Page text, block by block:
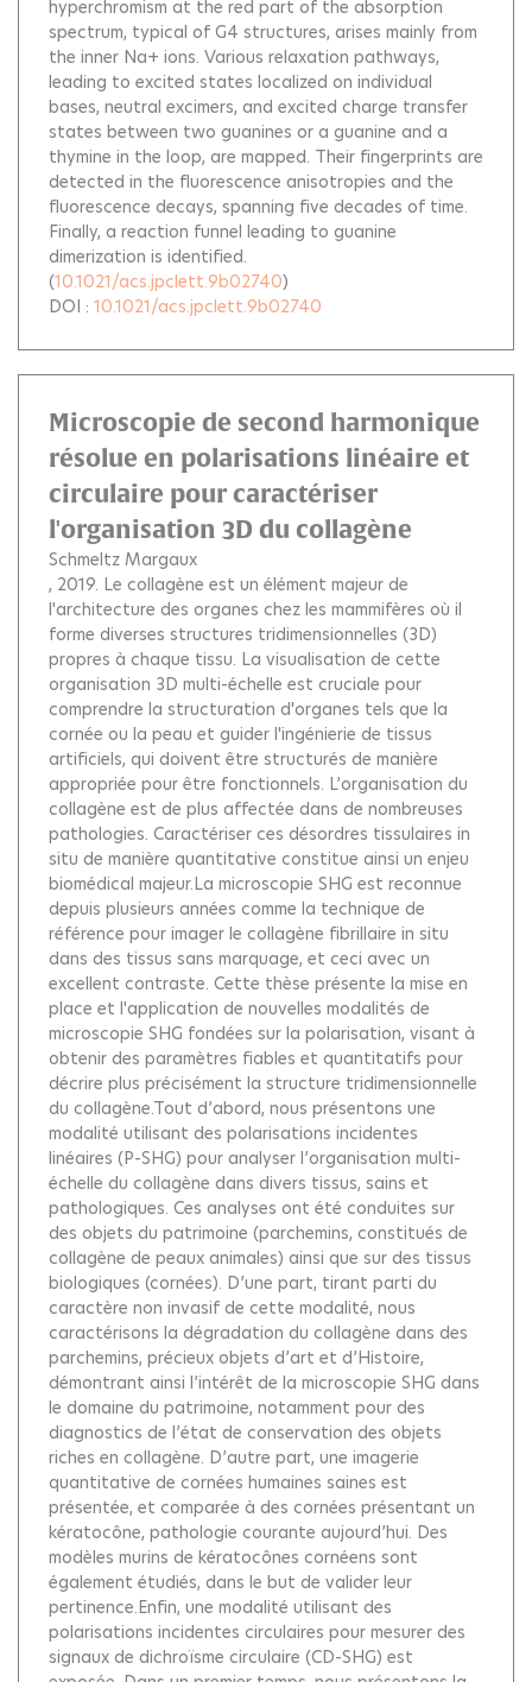
hyperchromism at the red part of the absorption
spectrum, typical of G4 structures, arises mainly from
the inner Na+ ions. Various relaxation pathways,
leading to excited states localized on individual
bases, neutral excimers, and excited charge transfer
states between two guanines or a guanine and a
thymine in the loop, are mapped. Their fingerprints are
detected in the fluorescence anisotropies and the
fluorescence decays, spanning five decades of time.
Finally, a reaction funnel leading to guanine
dimerization is identified.
(10.1021/acs.jpclett.9b02740)
DOI : 10.1021/acs.jpclett.9b02740
Microscopie de second harmonique
résolue en polarisations linéaire et
circulaire pour caractériser
l'organisation 3D du collagène
Schmeltz Margaux
, 2019. Le collagène est un élément majeur de
l'architecture des organes chez les mammifères où il
forme diverses structures tridimensionnelles (3D)
propres à chaque tissu. La visualisation de cette
organisation 3D multi-échelle est cruciale pour
comprendre la structuration d'organes tels que la
cornée ou la peau et guider l'ingénierie de tissus
artificiels, qui doivent être structurés de manière
appropriée pour être fonctionnels. L’organisation du
collagène est de plus affectée dans de nombreuses
pathologies. Caractériser ces désordres tissulaires in
situ de manière quantitative constitue ainsi un enjeu
biomédical majeur.La microscopie SHG est reconnue
depuis plusieurs années comme la technique de
référence pour imager le collagène fibrillaire in situ
dans des tissus sans marquage, et ceci avec un
excellent contraste. Cette thèse présente la mise en
place et l'application de nouvelles modalités de
microscopie SHG fondées sur la polarisation, visant à
obtenir des paramètres fiables et quantitatifs pour
décrire plus précisément la structure tridimensionnelle
du collagène.Tout d’abord, nous présentons une
modalité utilisant des polarisations incidentes
linéaires (P-SHG) pour analyser l’organisation multi-
échelle du collagène dans divers tissus, sains et
pathologiques. Ces analyses ont été conduites sur
des objets du patrimoine (parchemins, constitués de
collagène de peaux animales) ainsi que sur des tissus
biologiques (cornées). D’une part, tirant parti du
caractère non invasif de cette modalité, nous
caractérisons la dégradation du collagène dans des
parchemins, précieux objets d’art et d’Histoire,
démontrant ainsi l’intérêt de la microscopie SHG dans
le domaine du patrimoine, notamment pour des
diagnostics de l’état de conservation des objets
riches en collagène. D’autre part, une imagerie
quantitative de cornées humaines saines est
présentée, et comparée à des cornées présentant un
kératocône, pathologie courante aujourd’hui. Des
modèles murins de kératocônes cornéens sont
également étudiés, dans le but de valider leur
pertinence.Enfin, une modalité utilisant des
polarisations incidentes circulaires pour mesurer des
signaux de dichroïsme circulaire (CD-SHG) est